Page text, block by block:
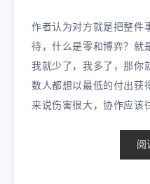
作者认为对方就是把整件
待，什么是零和博弈？就
我就少了，我多了，那你
数人都想以最低的付出获
来说伤害很大，协作应该
阅